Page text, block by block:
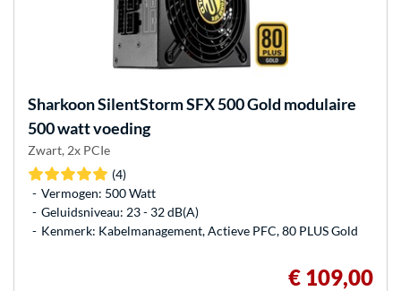
SharkoonSilentStorm SFX 500 Gold modulaire
500 watt voeding
Zwart, 2x PCIe
(4)
Vermogen: 500 Watt
Geluidsniveau: 23 - 32 dB(A)
Kenmerk: Kabelmanagement, Actieve PFC, 80 PLUS Gold
€ 109,00